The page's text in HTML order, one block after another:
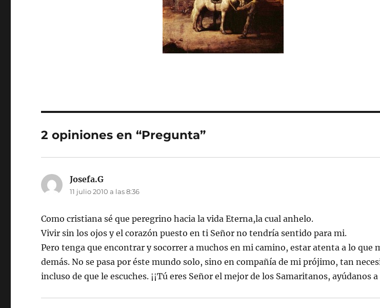
2 opiniones en “Pregunta”
Josefa.G
11 julio 2010 a las 8:36
Como cristiana sé que peregrino hacia la vida Eterna,la cual anhelo.
Vivir sin los ojos y el corazón puesto en ti Señor no tendría sentido para mi.
Pero tenga que encontrar y socorrer a muchos en mi camino, estar atenta a lo que
demás. No se pasa por éste mundo solo, sino en compañía de mi prójimo, tan
incluso de que le escuches. ¡¡Tú eres Señor el mejor de los Samaritanos, ayúdanos